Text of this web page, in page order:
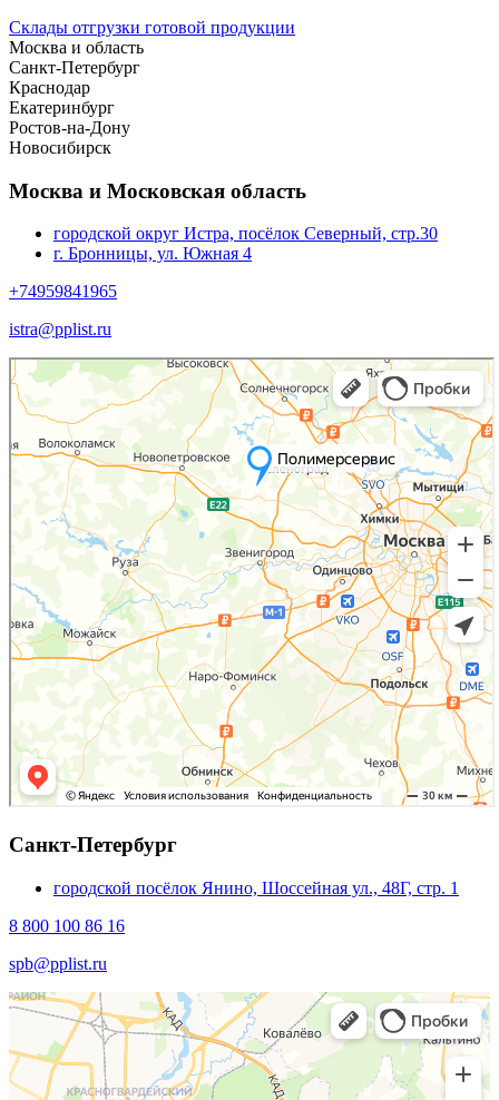
Склады отгрузки готовой продукции
Москва и область
Санкт-Петербург
Краснодар
Екатеринбург
Ростов-на-Дону
Новосибирск
Москва и Московская область
городской округ Истра, посёлок Северный, стр.30
г. Бронницы, ул. Южная 4
+74959841965
istra@pplist.ru
Санкт-Петербург
городской посёлок Янино, Шоссейная ул., 48Г, стр. 1
8 800 100 86 16
spb@pplist.ru